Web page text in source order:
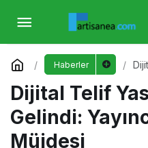
Haberler
Dijital Telif
Gelindi:
Müjdesi
Dijital Telif
Yayıncılara Haziran
Yorum Yap